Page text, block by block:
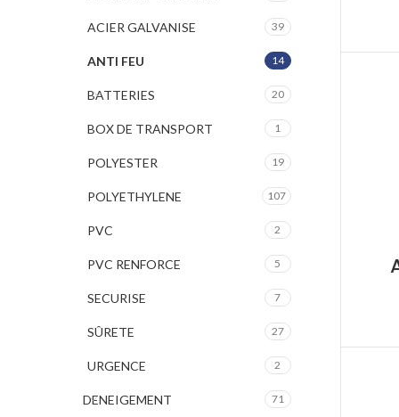
ACIER GALVANISE 39
ANTI FEU 14
BATTERIES 20
BOX DE TRANSPORT 1
POLYESTER 19
POLYETHYLENE 107
PVC 2
PVC RENFORCE 5
SECURISE 7
SÛRETE 27
URGENCE 2
DENEIGEMENT 71